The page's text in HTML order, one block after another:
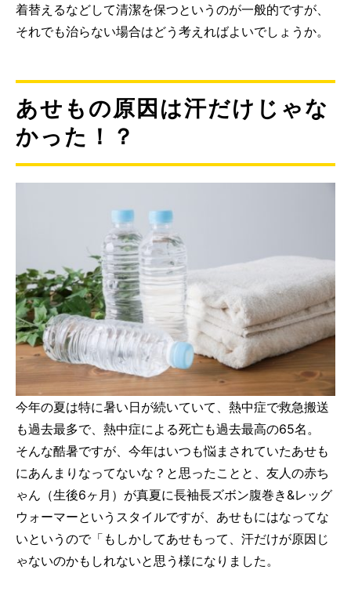
着替えるなどして清潔を保つというのが一般的ですが、
それでも治らない場合はどう考えればよいでしょうか。
あせもの原因は汗だけじゃな
かった！？
今年の夏は特に暑い日が続いていて、熱中症で救急搬送
も過去最多で、熱中症による死亡も過去最高の65名。
そんな酷暑ですが、今年はいつも悩まされていたあせも
にあんまりなってないな？と思ったことと、友人の赤ち
ゃん（生後6ヶ月）が真夏に長袖長ズボン腹巻き&レッグ
ウォーマーというスタイルですが、あせもにはなってな
いというので「もしかしてあせもって、汗だけが原因じ
ゃないのかもしれないと思う様になりました。